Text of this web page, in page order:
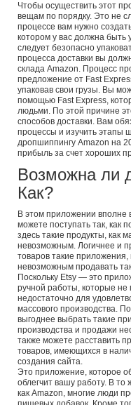
Чтобы осуществить этот
вещам по порядку. Это не
процессе вам нужно
котором у вас должна быть
следует безопасно
процесса доставки вы
склада Amazon. Процесс
предложение от Fast
упаковав свои грузы. Вы
помощью Fast Express,
людьми. По этой причине
способов доставки. Вам
процессы и изучить этапы
дропшиппингу Amazon на
прибыль за счет хороших
Возможна ли
Как?
В этом приложении
можете поступать так, как
здесь такие продукты, как
невозможным. Логичнее и
товаров такие приложения,
невозможным продавать
Поскольку Etsy — это
ручной работы, которые не
недостаточно для
массового производства.
выгоднее выбрать такие
производства и продажи
также можете расставить
товаров, имеющихся в
создания сайта.
Это приложение, которое
облегчит вашу работу. В то
как Amazon, многие люди